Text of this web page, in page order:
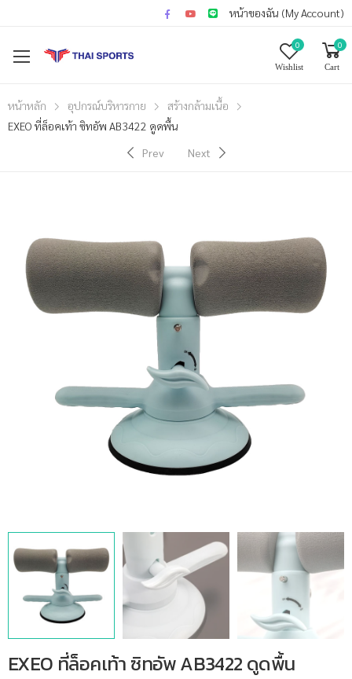
หน้าของฉัน (My Account)
0
Wishlist
0
Cart
หน้าหลัก อุปกรณ์บริหารกาย
สร้างกล้ามเนื้อ
EXEO ที่ล็อคเท้า ซิทอัพ AB3422 ดูดพื้น
Prev
Next
EXEO ที่ล็อคเท้า ซิทอัพ AB3422 ดูดพื้น